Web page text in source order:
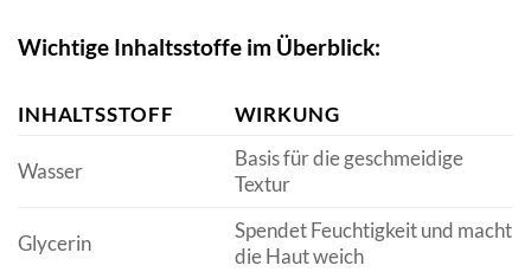
Wichtige Inhaltsstoffe im Überblick:
INHALTSSTOFF WIRKUNG
Wasser
Basis für die geschmeidige
Textur
Glycerin
Spendet Feuchtigkeit und macht
die Haut weich